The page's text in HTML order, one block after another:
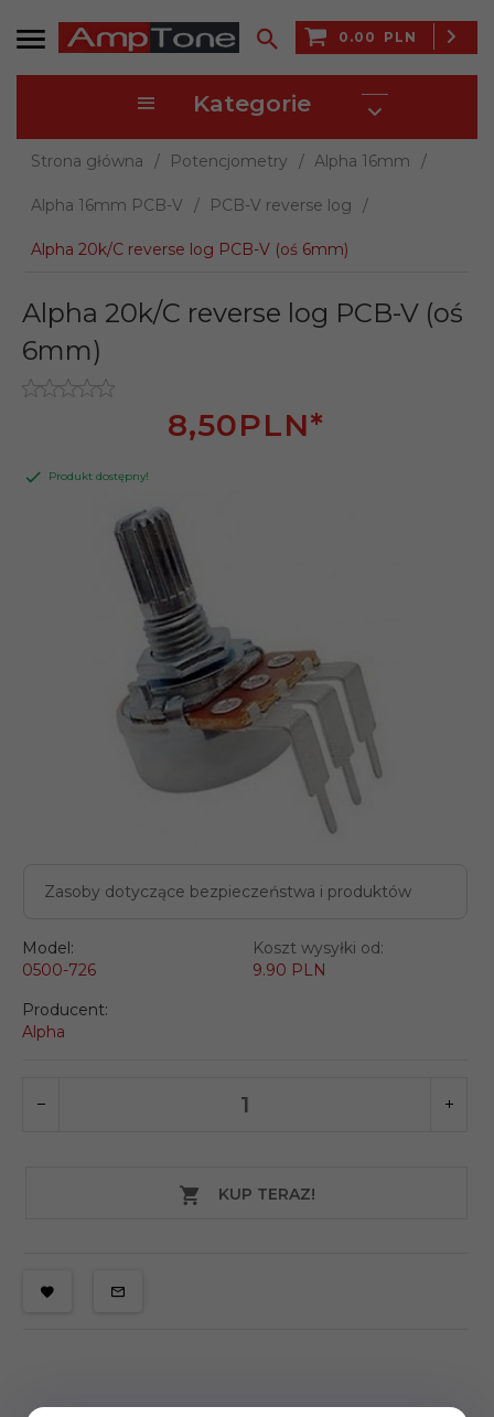
0.00 PLN
Kategorie
Strona główna Potencjometry Alpha 16mm
Alpha 16mm PCB-V PCB-V reverse log
Alpha 20k/C reverse log PCB-V (oś 6mm)
Zasoby dotyczące bezpieczeństwa i produktów
Alpha 20k/C reverse log PCB-V (oś
6mm)
8,50PLN*
Produkt dostępny!
Model:
0500-726
Koszt wysyłki od:
9.90 PLN
Producent:
Alpha
KUP TERAZ!